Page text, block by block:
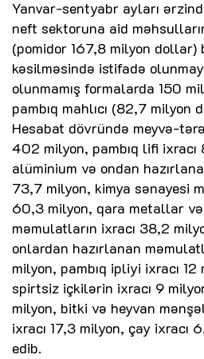
Yanvar-sentyabr ayları
neft sektoruna aid
(pomidor 167,8 milyon dollar)
kəsilməsində istifadə
olunmamış formalarda 150
pambıq mahlıcı (82,7 milyon
Hesabat dövründə meyvə-
402 milyon, pambıq lifi ixracı
alüminium və ondan
73,7 milyon, kimya sənayesi
60,3 milyon, qara metallar
məmulatların ixracı 38,2
onlardan hazırlanan
milyon, pambıq ipliyi ixracı
spirtsiz içkilərin ixracı 9
milyon, bitki və heyvan
ixracı 17,3 milyon, çay
edib.